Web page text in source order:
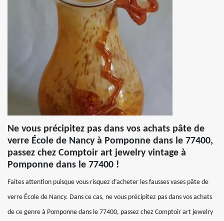
Ne vous précipitez pas dans vos achats pâte de
verre École de Nancy à Pomponne dans le 77400,
passez chez Comptoir art jewelry vintage à
Pomponne dans le 77400 !
Faites attention puisque vous risquez d’acheter les fausses vases pâte de
verre École de Nancy. Dans ce cas, ne vous précipitez pas dans vos achats
de ce genre à Pomponne dans le 77400, passez chez Comptoir art jewelry